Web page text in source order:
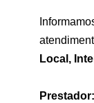
Local,
Prestador: